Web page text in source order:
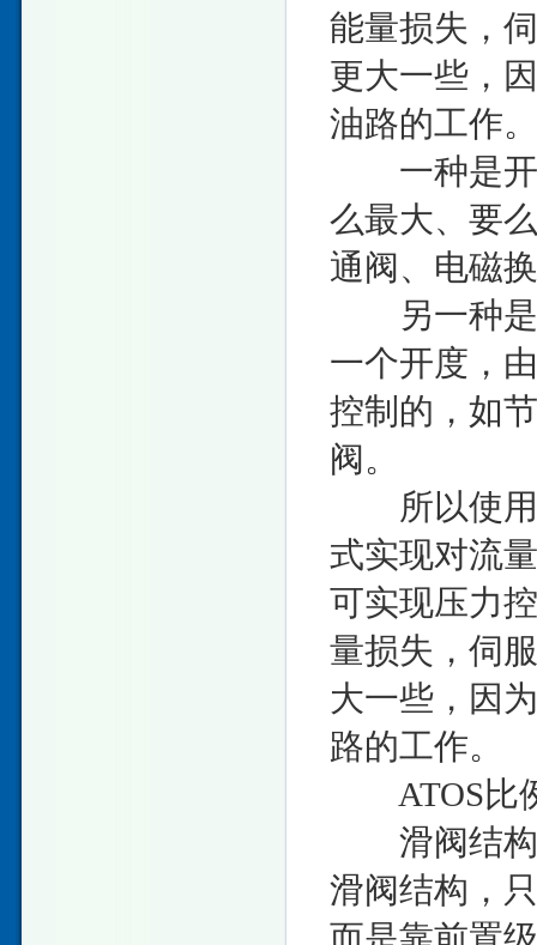
能量损失，
更大一些，
油路的工作。
一种是开
么最大、要
通阀、电磁
另一种是
一个开度，
控制的，如
阀。
所以使用
式实现对流
可实现压力
量损失，伺
大一些，因
路的工作。
ATOS比
滑阀结构
滑阀结构，